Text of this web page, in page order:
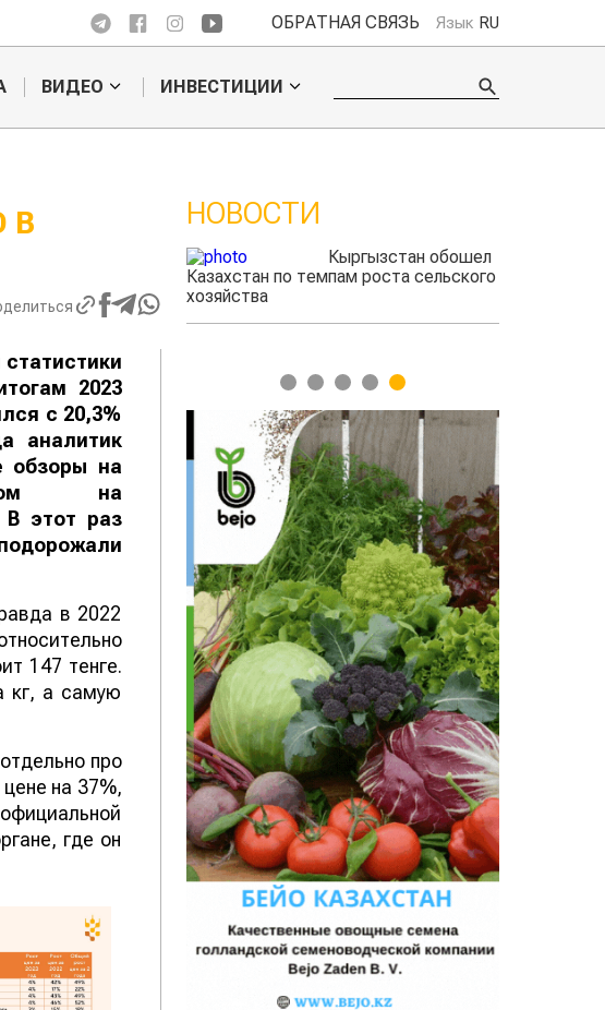
ОБРАТНАЯ СВЯЗЬ Язык RU
ВИДЕО ИНВЕСТИЦИИ
В
2023
с 20,3%
аналитик
обзоры на
на
В этот раз
в 2022
147 тенге.
кг, а самую
про
на 37%,
где он
НОВОСТИ
Казахстанские
фермеры заработали $35 млн на
экспорте чечевицы
1 2 3 4 5